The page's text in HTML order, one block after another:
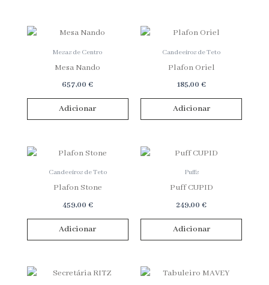
Mesas de Centro
Mesa Nando
657,00€
Adicionar
Candeeiros de Teto
Plafon Oriel
185,00 €
Adicionar
Candeeiros de Teto
Plafon Stone
459,00 €
Adicionar
Puffs
Puff CUPID
249,00€
Adicionar